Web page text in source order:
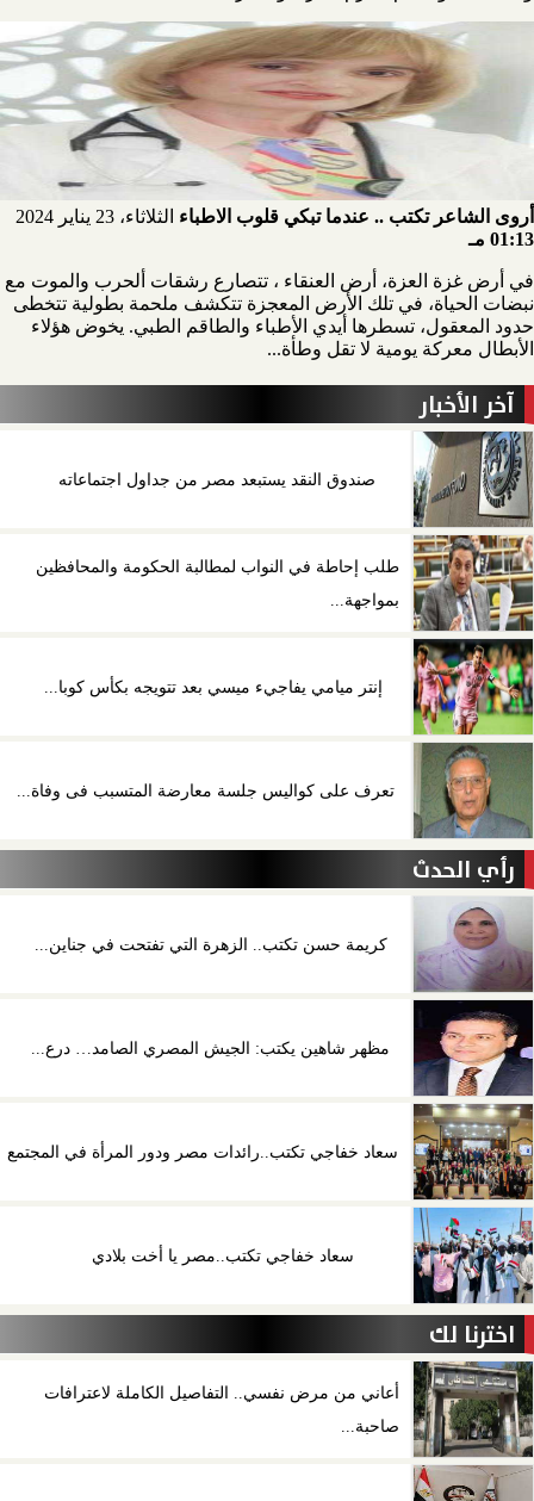
أروى الشاعر تكتب .. عندما تبكي قلوب الاطباء الثلاثاء، 23 يناير 2024
01:13 مـ
في أرض غزة العزة، أرض العنقاء ، تتصارع رشقات ألحرب والموت مع
نبضات الحياة، في تلك الأرض المعجزة تتكشف ملحمة بطولية تتخطى
حدود المعقول، تسطرها أيدي الأطباء والطاقم الطبي. يخوض هؤلاء
الأبطال معركة يومية لا تقل وطأة...
آخر الأخبار
صندوق النقد يستبعد مصر من جداول اجتماعاته
طلب إحاطة في النواب لمطالبة الحكومة والمحافظين
بمواجهة...
إنتر ميامي يفاجيء ميسي بعد تتويجه بكأس كوبا...
تعرف على كواليس جلسة معارضة المتسبب فى وفاة...
رأي الحدث
كريمة حسن تكتب.. الزهرة التي تفتحت في جناين...
مظهر شاهين يكتب: الجيش المصري الصامد… درع...
سعاد خفاجي تكتب..رائدات مصر ودور المرأة في المجتمع
سعاد خفاجي تكتب..مصر يا أخت بلادي
اخترنا لك
أعاني من مرض نفسي.. التفاصيل الكاملة لاعترافات
صاحبة...